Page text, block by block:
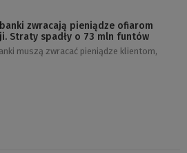
zwracają pieniądze ofiarom
Straty spadły o 73 mln funtów
muszą zwracać pieniądze klientom,